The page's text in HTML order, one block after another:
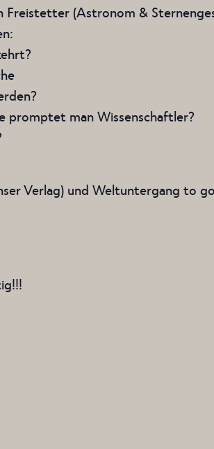
(Astronom &
promptet man Wissenschaftler?
Verlag) und Weltuntergang to